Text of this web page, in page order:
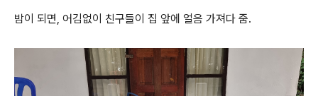
밤이 되면, 어김없이 친구들이 집 앞에 얼음 가져다 줌.